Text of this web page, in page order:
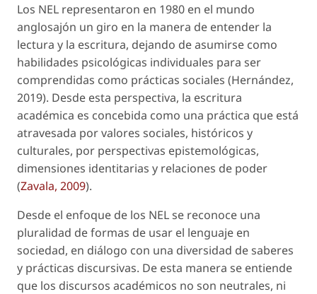
Los NEL representaron en 1980 en el mundo
anglosajón un giro en la manera de entender la
lectura y la escritura, dejando de asumirse como
habilidades psicológicas individuales para ser
comprendidas como prácticas sociales (Hernández,
2019). Desde esta perspectiva, la escritura
académica es concebida como una práctica que está
atravesada por valores sociales, históricos y
culturales, por perspectivas epistemológicas,
dimensiones identitarias y relaciones de poder
(Zavala, 2009).
Desde el enfoque de los NEL se reconoce una
pluralidad de formas de usar el lenguaje en
sociedad, en diálogo con una diversidad de saberes
y prácticas discursivas. De esta manera se entiende
que los discursos académicos no son neutrales, ni